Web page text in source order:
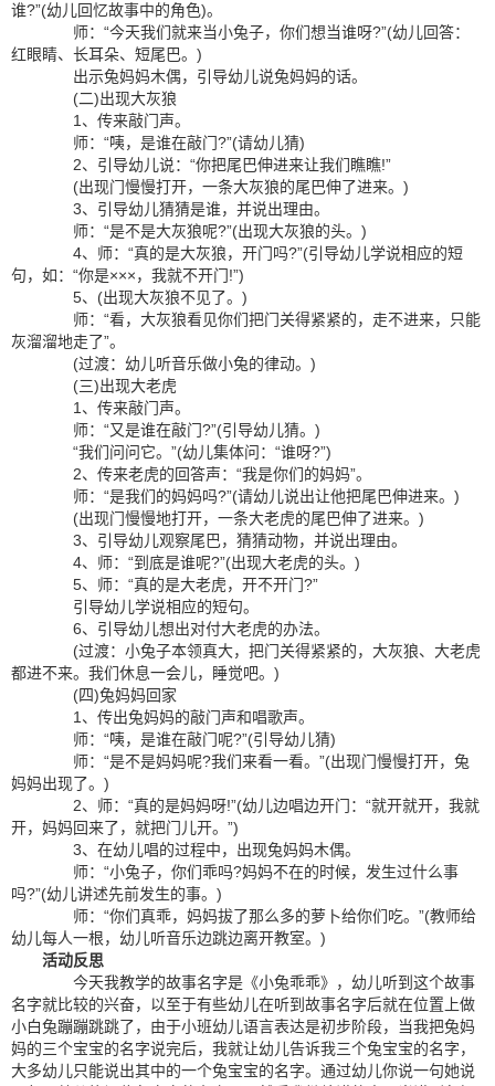
谁?”(幼儿回忆故事中的角色)。
师：“今天我们就来当小兔子，你们想当谁呀?”(幼儿回答：
红眼睛、长耳朵、短尾巴。)
出示兔妈妈木偶，引导幼儿说兔妈妈的话。
(二)出现大灰狼
1、传来敲门声。
师：“咦，是谁在敲门?”(请幼儿猜)
2、引导幼儿说：“你把尾巴伸进来让我们瞧瞧!”
(出现门慢慢打开，一条大灰狼的尾巴伸了进来。)
3、引导幼儿猜猜是谁，并说出理由。
师：“是不是大灰狼呢?”(出现大灰狼的头。)
4、师：“真的是大灰狼，开门吗?”(引导幼儿学说相应的短
句，如：“你是×××，我就不开门!”)
5、(出现大灰狼不见了。)
师：“看，大灰狼看见你们把门关得紧紧的，走不进来，只能
灰溜溜地走了”。
(过渡：幼儿听音乐做小兔的律动。)
(三)出现大老虎
1、传来敲门声。
师：“又是谁在敲门?”(引导幼儿猜。)
“我们问问它。”(幼儿集体问：“谁呀?”)
2、传来老虎的回答声：“我是你们的妈妈”。
师：“是我们的妈妈吗?”(请幼儿说出让他把尾巴伸进来。)
(出现门慢慢地打开，一条大老虎的尾巴伸了进来。)
3、引导幼儿观察尾巴，猜猜动物，并说出理由。
4、师：“到底是谁呢?”(出现大老虎的头。)
5、师：“真的是大老虎，开不开门?”
引导幼儿学说相应的短句。
6、引导幼儿想出对付大老虎的办法。
(过渡：小兔子本领真大，把门关得紧紧的，大灰狼、大老虎
都进不来。我们休息一会儿，睡觉吧。)
(四)兔妈妈回家
1、传出兔妈妈的敲门声和唱歌声。
师：“咦，是谁在敲门呢?”(引导幼儿猜)
师：“是不是妈妈呢?我们来看一看。”(出现门慢慢打开，兔
妈妈出现了。)
2、师：“真的是妈妈呀!”(幼儿边唱边开门：“就开就开，我就
开，妈妈回来了，就把门儿开。”)
3、在幼儿唱的过程中，出现兔妈妈木偶。
师：“小兔子，你们乖吗?妈妈不在的时候，发生过什么事
吗?”(幼儿讲述先前发生的事。)
师：“你们真乖，妈妈拔了那么多的萝卜给你们吃。”(教师给
幼儿每人一根，幼儿听音乐边跳边离开教室。)
活动反思
今天我教学的故事名字是《小兔乖乖》，幼儿听到这个故事
名字就比较的兴奋，以至于有些幼儿在听到故事名字后就在位置上做
小白兔蹦蹦跳跳了，由于小班幼儿语言表达是初步阶段，当我把兔妈
妈的三个宝宝的名字说完后，我就让幼儿告诉我三个兔宝宝的名字，
大多幼儿只能说出其中的一个兔宝宝的名字。通过幼儿你说一句她说